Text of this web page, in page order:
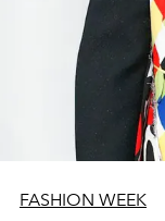
FASHION WEEK